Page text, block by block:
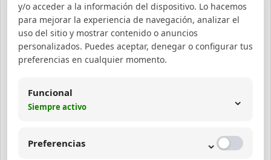
Impleme
ntación
Automática,
sin
configuración
Configuración
manual y
ajustes
Compatib
Puede requerir
conflictos
y/o acceder a la información del dispositivo. Lo hacemos
para mejorar la experiencia de navegación, analizar el
uso del sitio y mostrar contenido o anuncios
personalizados. Puedes aceptar, denegar o configurar tus
preferencias en cualquier momento.
Funcional
Siempre activo ⌄
Preferencias ⌄